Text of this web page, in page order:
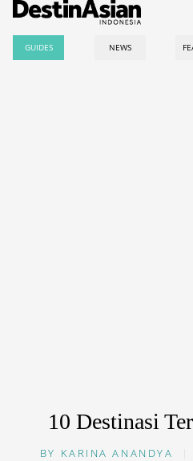
GUIDES NEWS
10 Destinasi
BY KARINA ANANDYA